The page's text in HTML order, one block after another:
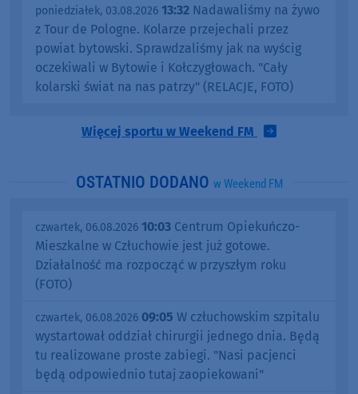
poniedziałek, 03.08.2026 13:32 Nadawaliśmy na żywo
z Tour de Pologne. Kolarze przejechali przez
powiat bytowski. Sprawdzaliśmy jak na wyścig
oczekiwali w Bytowie i Kołczygłowach. "Cały
kolarski świat na nas patrzy" (RELACJE, FOTO)
Więcej sportu w Weekend FM
OSTATNIO DODANO w Weekend FM
czwartek, 06.08.2026 10:03 Centrum Opiekuńczo-
Mieszkalne w Człuchowie jest już gotowe.
Działalność ma rozpocząć w przyszłym roku
(FOTO)
czwartek, 06.08.2026 09:05 W człuchowskim szpitalu
wystartował oddział chirurgii jednego dnia. Będą
tu realizowane proste zabiegi. "Nasi pacjenci
będą odpowiednio tutaj zaopiekowani"